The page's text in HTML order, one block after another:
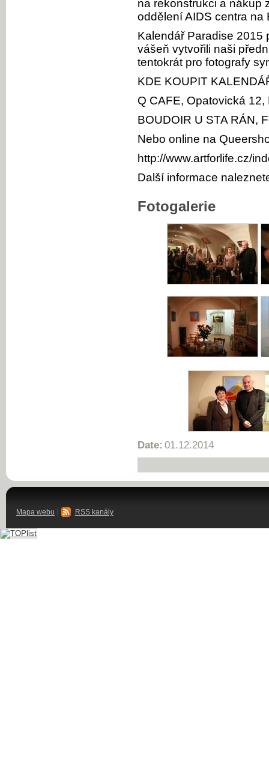
na rekonstrukci a nákup
oddělení AIDS centra
Kalendář Paradise 2015
vášeň vytvořili naši
tentokrát pro fotografy
KDE KOUPIT
Q CAFE, Opatovická 12,
BOUDOIR U STA RÁN,
Nebo online na
http://www.artforlife.cz/
Další informace
Fotogalerie
Date: 01.12.2014
Mapa webu | RSS kanály